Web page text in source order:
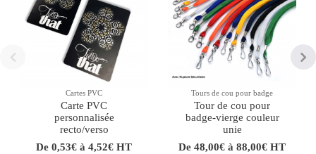
Cartes PVC
Carte PVC
personnalisée
recto/verso
De 0,53€ à 4,52€ HT
Tours de cou pour badge
Tour de cou pour
badge-vierge couleur
unie
De 48,00€ à 88,00€ HT